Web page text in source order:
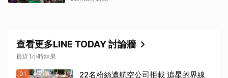
查看更多LINE TODAY 討論牆
最近1小時結果
01 22名粉絲遭航空公司拒載 追星的界線